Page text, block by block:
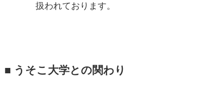
扱われております。
■ うそこ大学との関わり